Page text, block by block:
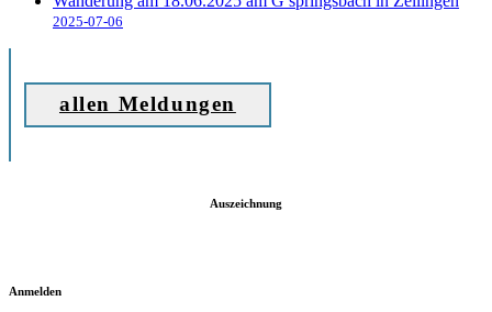
2025-07-06
allen Meldungen
Auszeichnung
Anmelden